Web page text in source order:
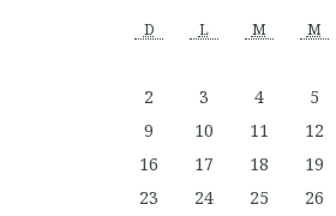
D L M M
2
3 4 5
9
10 11 12
16
17 18 19
23
24 25 26